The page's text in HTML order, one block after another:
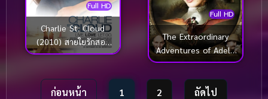
Full HD
Charlie St. Cloud
(2010) สายใยรักสอง
สัญญา
Full HD
The Extraordinary
Adventures of Adele
Blanc-Sec (2010) พลัง
อะเดล ข้ามขอบฟ้า โค่น
5 อภิมหาภัย
ก่อนหน้า 1 2 ถัดไป